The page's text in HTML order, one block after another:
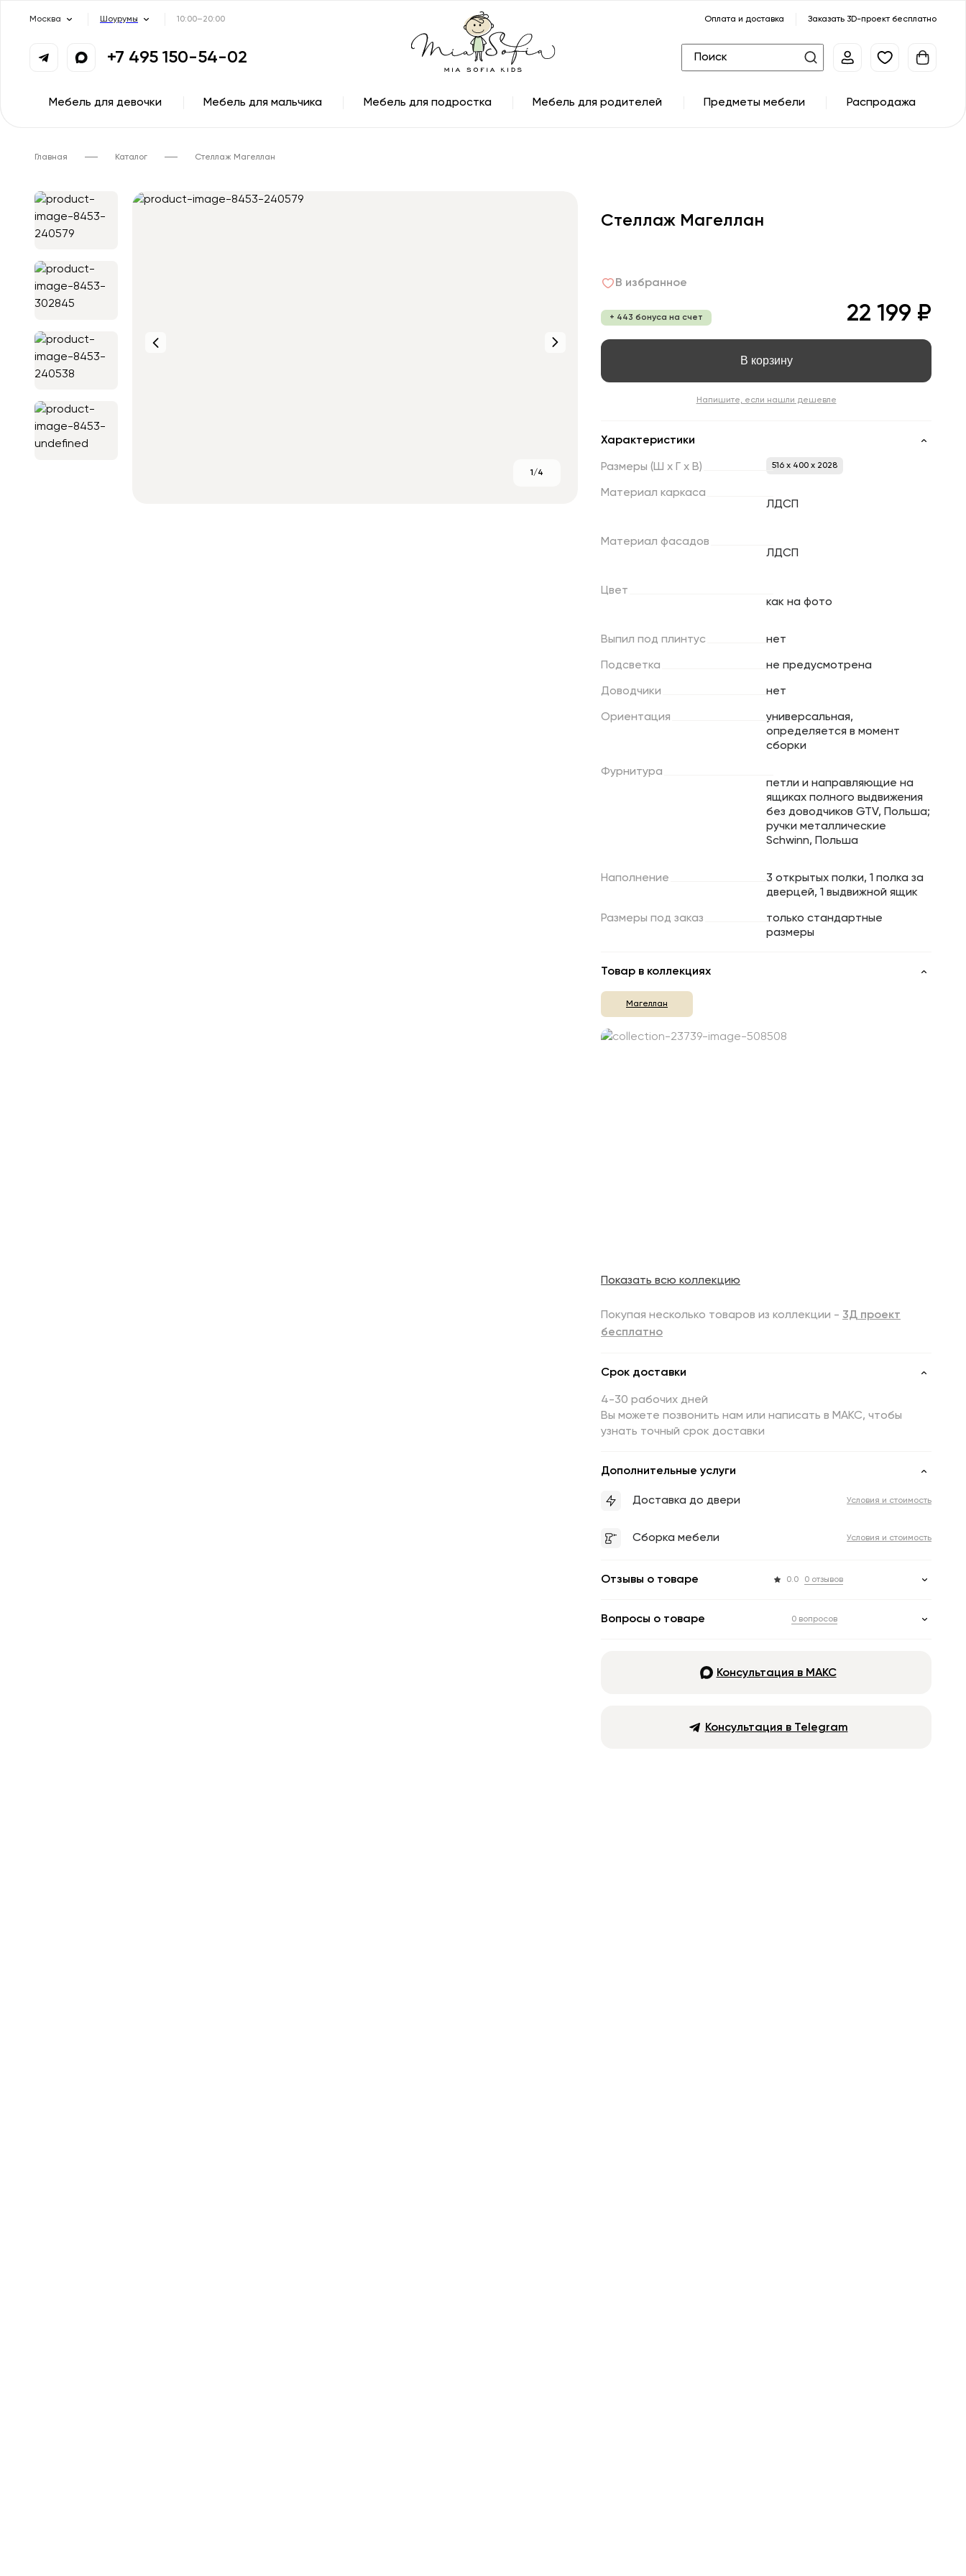
Москва Шоурумы 10:00–20:00 Оплата и доставка Заказать 3D-проект бесплатно
+7 495 150-54-02
Мебель для девочки Мебель для мальчика Мебель для подростка Мебель для родителей Предметы мебели Распродажа
Главная Каталог Стеллаж Магеллан
1/4
Стеллаж Магеллан
В избранное
+ 443 бонуса на счет 22 199 ₽
В корзину
Напишите, если нашли дешевле
Характеристики
Размеры (Ш х Г х В) 516 x 400 x 2028
Материал каркаса
ЛДСП
Материал фасадов
ЛДСП
Цвет
как на фото
Выпил под плинтус нет
Подсветка не предусмотрена
Доводчики нет
Ориентация
универсальная,
определяется в момент
сборки
Фурнитура
петли и направляющие на
ящиках полного выдвижения
без доводчиков GTV, Польша;
ручки металлические
Schwinn, Польша
Наполнение
3 открытых полки, 1 полка за
дверцей, 1 выдвижной ящик
Размеры под заказ
только стандартные
размеры
Товар в коллекциях
Магеллан
Показать всю коллекцию
Покупая несколько товаров из коллекции - 3Д проект
бесплатно
Срок доставки
4-30 рабочих дней
Вы можете позвонить нам или написать в МАКС, чтобы
узнать точный срок доставки
Дополнительные услуги
Доставка до двери Условия и стоимость
Сборка мебели Условия и стоимость
Отзывы о товаре 0.0 0 отзывов
Вопросы о товаре 0 вопросов
Консультация в МАКС
Консультация в Telegram